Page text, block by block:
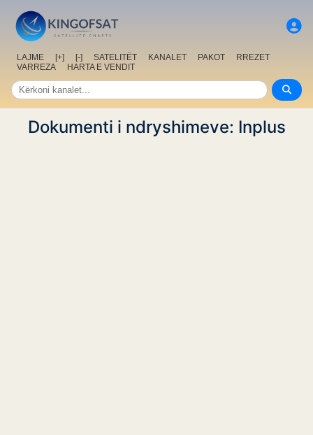
LAJME [+] [-] SATELITËT KANALET PAKOT
RREZET
VARREZA
HARTA E VENDIT
Dokumenti i ndryshimeve: Inplus